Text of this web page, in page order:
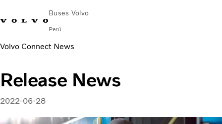
Buses Volvo
Perú
Emergencia en ruta (VOLAR): 0800-
Soluciones de Servicio
¿Por qué elegir Volvo?
Volvo Connect News
Release News
2022-06-28